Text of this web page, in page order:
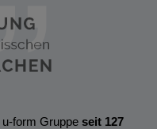
u-form Gruppe seit 127